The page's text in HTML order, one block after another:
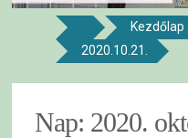
Halis István
8800 NAGYKANIZSA,
Kezdőlap
2020.10.21.
Nap: 2020.